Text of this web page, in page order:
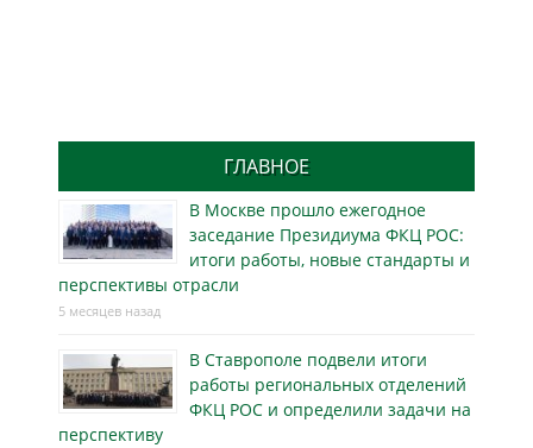
ГЛАВНОЕ
В Москве прошло ежегодное
заседание Президиума ФКЦ РОС:
итоги работы, новые стандарты и
перспективы отрасли
5 месяцев назад
В Ставрополе подвели итоги
работы региональных отделений
ФКЦ РОС и определили задачи на
перспективу